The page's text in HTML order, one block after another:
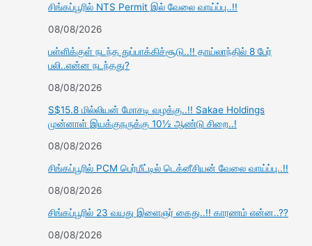
சிங்கப்பூரில் NTS Permit இல் வேலை வாய்ப்பு..!!
08/08/2026
பள்ளிக்குள் நடந்த துப்பாக்கிச்சூடு..!! தாய்லாந்தில் 8 பேர்
பலி..என்ன நடந்தது?
08/08/2026
S$15.8 மில்லியன் மோசடி வழக்கு..!! Sakae Holdings
முன்னாள் இயக்குநருக்கு 10½ ஆண்டு சிறை..!
08/08/2026
சிங்கப்பூரில் PCM பெர்மீட்டில் டெக்னீசியன் வேலை வாய்ப்பு..!!
08/08/2026
சிங்கப்பூரில் 23 வயது இளைஞர் கைது..!! காரணம் என்ன..??
08/08/2026